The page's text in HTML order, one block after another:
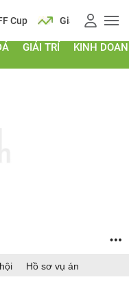
Cup Giá vàng
GIẢI TRÍ KINH
Hồ sơ vụ án